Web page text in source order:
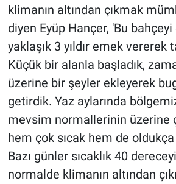
klimanın altından çıkmak
diyen Eyüp Hançer, 'Bu
yaklaşık 3 yıldır emek vererek
Küçük bir alanla başladık,
üzerine bir şeyler ekleyerek
getirdik. Yaz aylarında
mevsim normallerinin üzerine
hem çok sıcak hem de
Bazı günler sıcaklık 40
normalde klimanın altından